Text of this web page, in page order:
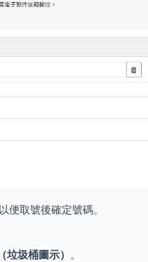
便取號後確定號碼。
垃圾桶圖示） 。